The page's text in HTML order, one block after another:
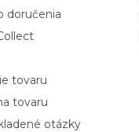
doručenia
tovaru
tovaru
otázky